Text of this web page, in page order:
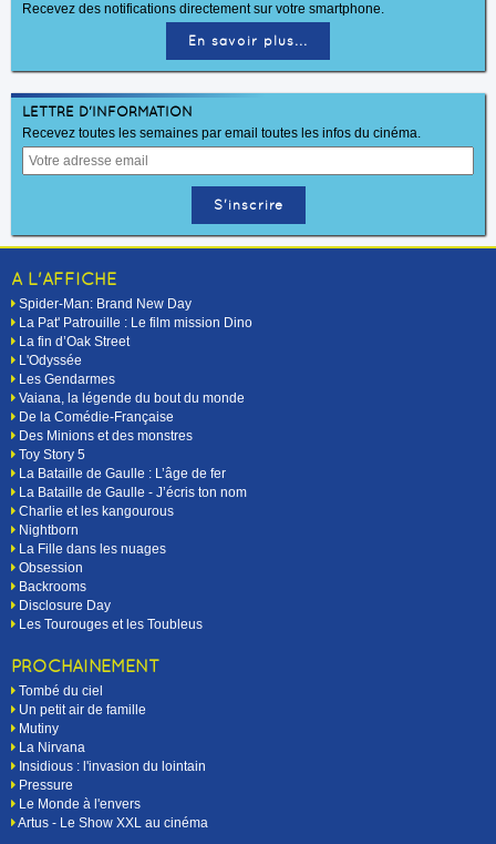
Recevez des notifications directement sur votre smartphone.
En savoir plus...
LETTRE D'INFORMATION
Recevez toutes les semaines par email toutes les infos du cinéma.
A L'AFFICHE
Spider-Man: Brand New Day
La Pat' Patrouille : Le film mission Dino
La fin d’Oak Street
L'Odyssée
Les Gendarmes
Vaiana, la légende du bout du monde
De la Comédie-Française
Des Minions et des monstres
Toy Story 5
La Bataille de Gaulle : L’âge de fer
La Bataille de Gaulle - J’écris ton nom
Charlie et les kangourous
Nightborn
La Fille dans les nuages
Obsession
Backrooms
Disclosure Day
Les Tourouges et les Toubleus
PROCHAINEMENT
Tombé du ciel
Un petit air de famille
Mutiny
La Nirvana
Insidious : l'invasion du lointain
Pressure
Le Monde à l'envers
Artus - Le Show XXL au cinéma